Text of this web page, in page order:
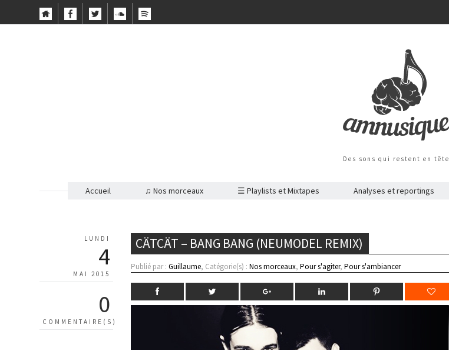
Des sons qui restent en tête
Accueil ♫ Nos morceaux ☰ Playlists et Mixtapes Analyses et reportings
LUNDI
4
MAI 2015
0
COMMENTAIRE(S)
CÄTCÄT – BANG BANG (NEUMODEL REMIX)
Publié par :Guillaume, Catégorie(s) :Nos morceaux,Pour s'agiter,Pour s'ambiancer